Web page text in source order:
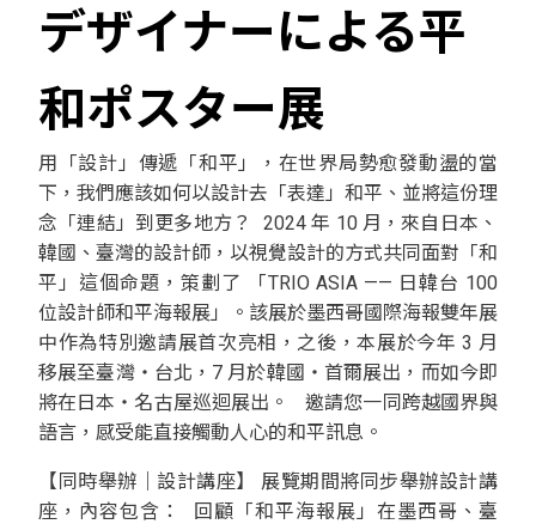
デザイナーによる平
和ポスター展
用「設計」傳遞「和平」，在世界局勢愈發動盪的當
下，我們應該如何以設計去「表達」和平、並將這份理
念「連結」到更多地方？ 2024 年 10 月，來自日本、
韓國、臺灣的設計師，以視覺設計的方式共同面對「和
平」這個命題，策劃了 「TRIO ASIA —— 日韓台 100
位設計師和平海報展」。該展於墨西哥國際海報雙年展
中作為特別邀請展首次亮相，之後，本展於今年 3 月
移展至臺灣・台北，7 月於韓國・首爾展出，而如今即
將在日本・名古屋巡迴展出。 邀請您一同跨越國界與
語言，感受能直接觸動人心的和平訊息。
【同時舉辦｜設計講座】 展覽期間將同步舉辦設計講
座，內容包含： 回顧「和平海報展」在墨西哥、臺